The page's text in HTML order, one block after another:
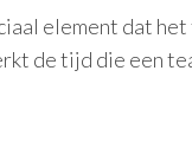
element dat
de tijd die een